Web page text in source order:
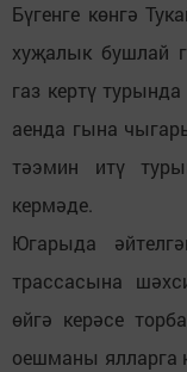
Бүгенге көнгә
хуҗалык бушлай
газ кертү
аенда гына
тәэмин итү
кермәде.
Югарыда
трассасына
өйгә керәсе
оешманы ялларга